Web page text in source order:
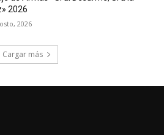
2026
2026
Cargar más